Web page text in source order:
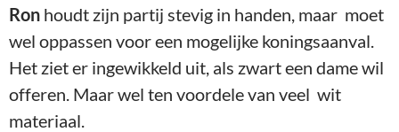
Ron houdt zijn partij stevig in handen, maar moet
wel oppassen voor een mogelijke koningsaanval.
Het ziet er ingewikkeld uit, als zwart een dame wil
offeren. Maar wel ten voordele van veel wit
materiaal.